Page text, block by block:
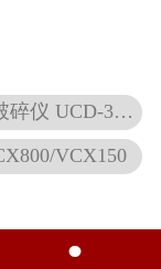
上一条：Bioruptor非接触式超声波破碎仪 UCD-300/ Bioruptor Plus
VCX150
